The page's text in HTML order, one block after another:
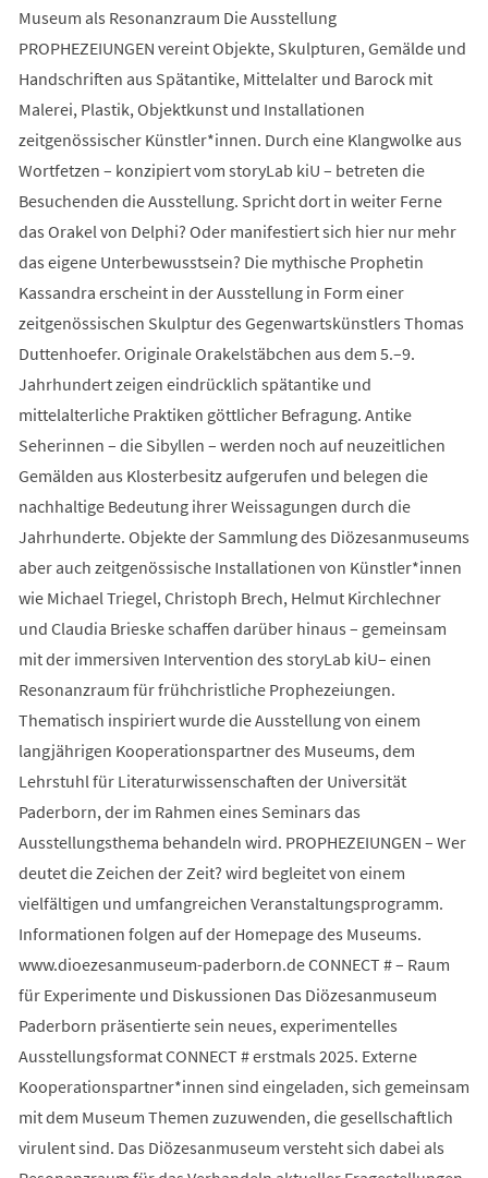
Museum als Resonanzraum Die Ausstellung
PROPHEZEIUNGEN vereint Objekte, Skulpturen, Gemälde und
Handschriften aus Spätantike, Mittelalter und Barock mit
Malerei, Plastik, Objektkunst und Installationen
zeitgenössischer Künstler*innen. Durch eine Klangwolke aus
Wortfetzen – konzipiert vom storyLab kiU – betreten die
Besuchenden die Ausstellung. Spricht dort in weiter Ferne
das Orakel von Delphi? Oder manifestiert sich hier nur mehr
das eigene Unterbewusstsein? Die mythische Prophetin
Kassandra erscheint in der Ausstellung in Form einer
zeitgenössischen Skulptur des Gegenwartskünstlers Thomas
Duttenhoefer. Originale Orakelstäbchen aus dem 5.–9.
Jahrhundert zeigen eindrücklich spätantike und
mittelalterliche Praktiken göttlicher Befragung. Antike
Seherinnen – die Sibyllen – werden noch auf neuzeitlichen
Gemälden aus Klosterbesitz aufgerufen und belegen die
nachhaltige Bedeutung ihrer Weissagungen durch die
Jahrhunderte. Objekte der Sammlung des Diözesanmuseums
aber auch zeitgenössische Installationen von Künstler*innen
wie Michael Triegel, Christoph Brech, Helmut Kirchlechner
und Claudia Brieske schaffen darüber hinaus – gemeinsam
mit der immersiven Intervention des storyLab kiU– einen
Resonanzraum für frühchristliche Prophezeiungen.
Thematisch inspiriert wurde die Ausstellung von einem
langjährigen Kooperationspartner des Museums, dem
Lehrstuhl für Literaturwissenschaften der Universität
Paderborn, der im Rahmen eines Seminars das
Ausstellungsthema behandeln wird. PROPHEZEIUNGEN – Wer
deutet die Zeichen der Zeit? wird begleitet von einem
vielfältigen und umfangreichen Veranstaltungsprogramm.
Informationen folgen auf der Homepage des Museums.
www.dioezesanmuseum-paderborn.de CONNECT # – Raum
für Experimente und Diskussionen Das Diözesanmuseum
Paderborn präsentierte sein neues, experimentelles
Ausstellungsformat CONNECT # erstmals 2025. Externe
Kooperationspartner*innen sind eingeladen, sich gemeinsam
mit dem Museum Themen zuzuwenden, die gesellschaftlich
virulent sind. Das Diözesanmuseum versteht sich dabei als